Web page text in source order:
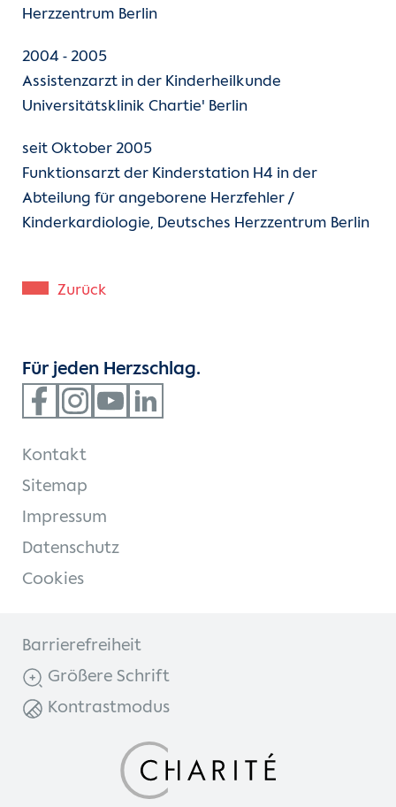
Herzzentrum Berlin
2004 - 2005
Assistenzarzt in der Kinderheilkunde
Universitätsklinik Chartie' Berlin
seit Oktober 2005
Funktionsarzt der Kinderstation H4 in der
Abteilung für angeborene Herzfehler /
Kinderkardiologie, Deutsches Herzzentrum Berlin
Zurück
Für jeden Herzschlag.
Kontakt
Sitemap
Impressum
Datenschutz
Cookies
Barrierefreiheit
Größere Schrift
Kontrastmodus